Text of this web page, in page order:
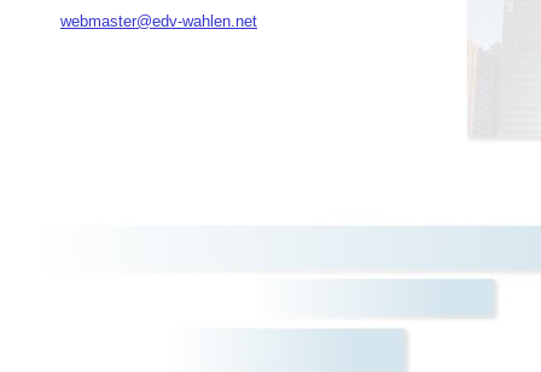
webmaster@edv-wahlen.net